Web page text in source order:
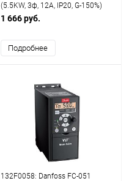
(5.5KW, 3ф, 12A, IP20, G-150%)
1 666 руб.
Подробнее
132F0058: Danfoss FC-051